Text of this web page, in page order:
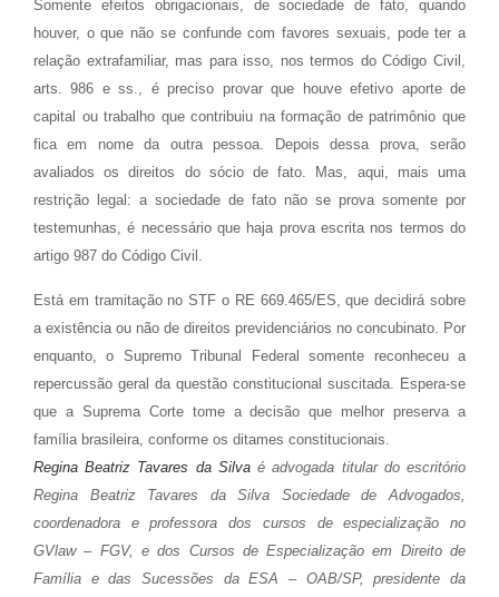
Somente efeitos obrigacionais, de sociedade de fato, quando
houver, o que não se confunde com favores sexuais, pode ter a
relação extrafamiliar, mas para isso, nos termos do Código Civil,
arts. 986 e ss., é preciso provar que houve efetivo aporte de
capital ou trabalho que contribuiu na formação de patrimônio que
fica em nome da outra pessoa. Depois dessa prova, serão
avaliados os direitos do sócio de fato. Mas, aqui, mais uma
restrição legal: a sociedade de fato não se prova somente por
testemunhas, é necessário que haja prova escrita nos termos do
artigo 987 do Código Civil.
Está em tramitação no STF o RE 669.465/ES, que decidirá sobre
a existência ou não de direitos previdenciários no concubinato. Por
enquanto, o Supremo Tribunal Federal somente reconheceu a
repercussão geral da questão constitucional suscitada. Espera-se
que a Suprema Corte tome a decisão que melhor preserva a
família brasileira, conforme os ditames constitucionais.
Regina Beatriz Tavares da Silvaé advogada titular do escritório
Regina Beatriz Tavares da Silva Sociedade de Advogados,
coordenadora e professora dos cursos de especialização no
GVlaw – FGV, e dos Cursos de Especialização em Direito de
Família e das Sucessões da ESA – OAB/SP, presidente da